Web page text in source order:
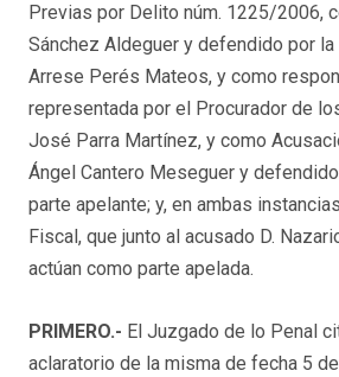
Previas por Delito núm. 1225/2006,
Sánchez Aldeguer y defendido por
Arrese Perés Mateos, y como
representada por el Procurador de
José Parra Martínez, y como
Ángel Cantero Meseguer y
parte apelante; y, en ambas
Fiscal, que junto al acusado D.
actúan como parte apelada.
PRIMERO.- El Juzgado de lo Penal
aclaratorio de la misma de fecha 5